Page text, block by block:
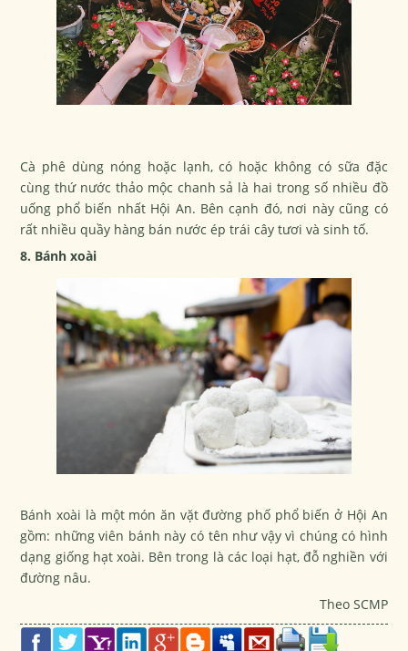
Cà phê dùng nóng hoặc lạnh, có hoặc không có sữa đặc
cùng thứ nước thảo mộc chanh sả là hai trong số nhiều đồ
uống phổ biến nhất Hội An. Bên cạnh đó, nơi này cũng có
rất nhiều quầy hàng bán nước ép trái cây tươi và sinh tố.
8. Bánh xoài
Bánh xoài là một món ăn vặt đường phố phổ biến ở Hội An
gồm: những viên bánh này có tên như vậy vì chúng có hình
dạng giống hạt xoài. Bên trong là các loại hạt, đỗ nghiền với
đường nâu.
Theo SCMP